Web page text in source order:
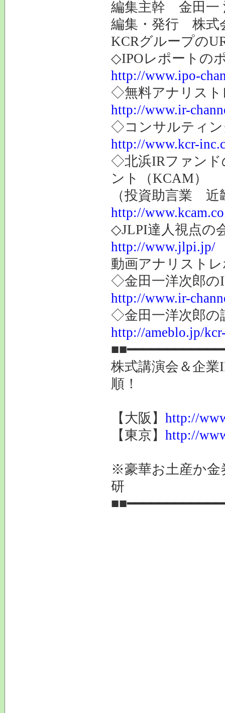
編集主幹 金田一
編集・発行 株式
KCRグループの
◇IPOレポートの
http://www.ipo-
◇無料アナリスト
http://www.ir-
◇コンサルティン
http://www.kcr-
◇北浜IRファンド
ント（KCAM）
（投資助言業 近
http://
◇JLPI達人視点の
http://www.jlpi.jp/
動画アナリスト
◇金田一洋次郎の
http://www.ir-
◇金田一洋次郎の
http://ameblo.jp/
株式講演会＆企
順！
【大阪】 http://
【東京】 http://
※豪華お土産
研